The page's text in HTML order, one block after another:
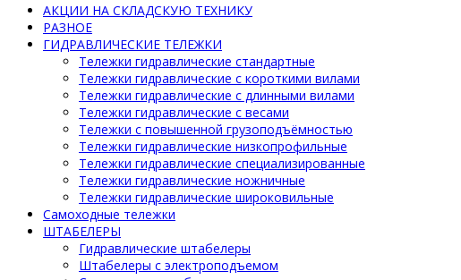
АКЦИИ НА СКЛАДСКУЮ ТЕХНИКУ
РАЗНОЕ
ГИДРАВЛИЧЕСКИЕ ТЕЛЕЖКИ
Тележки гидравлические стандартные
Тележки гидравлические с короткими вилами
Тележки гидравлические с длинными вилами
Тележки гидравлические с весами
Тележки с повышенной грузоподъёмностью
Тележки гидравлические низкопрофильные
Тележки гидравлические специализированные
Тележки гидравлические ножничные
Тележки гидравлические широковильные
Самоходные тележки
ШТАБЕЛЕРЫ
Гидравлические штабелеры
Штабелеры с электроподъемом